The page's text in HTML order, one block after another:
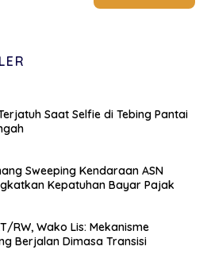
Saat Selfie di Tebing Pantai
Sweeping Kendaraan ASN
Kepatuhan Bayar Pajak
RW, Wako Lis: Mekanisme
Berjalan Dimasa Transisi